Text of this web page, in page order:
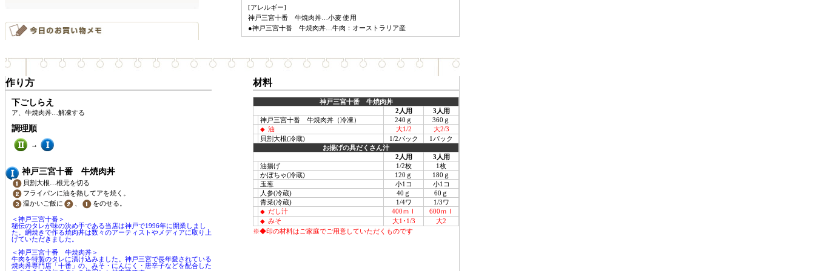
[アレルギー]
神戸三宮十番 牛焼肉丼…小麦 使用
●神戸三宮十番 牛焼肉丼…牛肉：オーストラリア産
材料
神戸三宮十番 牛焼肉丼
2人用
3人用
神戸三宮十番 牛焼肉丼（冷凍）
240ｇ 360ｇ
◆ 油 大1/2
大2/3
貝割大根(冷蔵)
1/2パック
1パック
お揚げの具だくさん汁
2人用
3人用
油揚げ
1/2枚
1枚
かぼちゃ(冷蔵)
120ｇ
180ｇ
玉葱
小1コ
小1コ
人参(冷蔵)
40ｇ
60ｇ
青菜(冷蔵)
1/4ワ 1/3ワ
◆ だし汁 400ｍｌ 600ｍｌ
◆ みそ 大1･1/3
大2
※◆印の材料はご家庭でご用意していただくものです
作り方
下ごしらえ
ア、牛焼肉丼…解凍する
調理順
→
神戸三宮十番 牛焼肉丼
貝割大根…根元を切る
フライパンに油を熱してアを焼く。
温かいご飯に
をのせる。
＜神戸三宮十番＞
秘伝のタレが味の決め手である当店は神戸で1996年に開業しまし
た。網焼きで作る焼肉丼は数々のアーティストやメディアに取り上
げていただきました。
＜神戸三宮十番 牛焼肉丼＞
牛肉を特製のタレに漬け込みました。神戸三宮で長年愛されている
焼肉丼専門店「十番」の、みそ・にんにく・唐辛子などを配合した